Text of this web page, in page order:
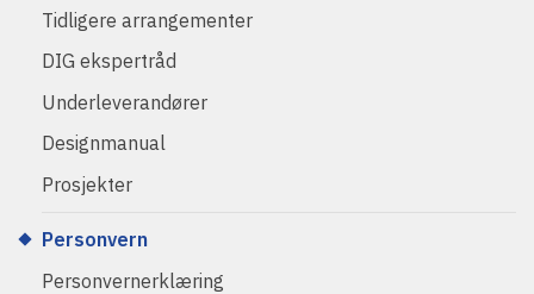
Om Feide
Om Feide
Logg inn kundeportalen
Driftsmeldinger
Tidligere arrangementer
DIG ekspertråd
Underleverandører
Designmanual
Prosjekter
Personvern
Personvernerklæring